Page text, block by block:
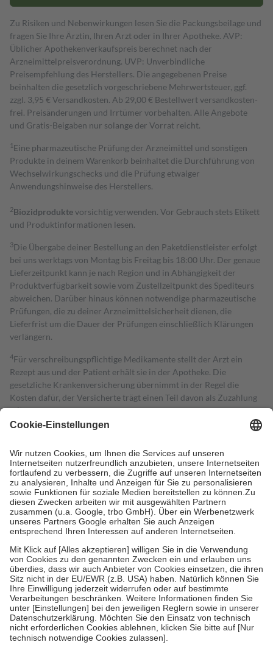
Zu Risiken und Nebenwirkungen lesen Sie die Packungsbeilage und
fragen Sie Ihre Ärztin, Ihren Arzt oder in Ihrer Apotheke. AVP:
Üblicher Apothekenverkaufspreis berechnet nach der
Arzneimittelpreisverordnung. UVP: Unverbindliche
Preisempfehlung des Herstellers. Die angegebenen Preise
beinhalten die gesetzlich vorgeschriebene Mehrwertsteuer, ggf.
zzgl. 3,95 € Versandkosten. Ab 29,00 € Bestell­wert versand­kosten­
frei. Preisänderungen und Irrtümer vorbehalten. Alle Angebote
und Gratis-Beigaben nur solange der Vorrat reicht.
1 Eine pharmazeutische Prüfung der Arzneimittel und sonstigen
Produkte in deinem Warenkorb beinhaltet die Durchführung von
Wechselwirkungschecks und die Prüfung etwaiger
Anwendungshinweise des Herstellers.
2Biozidproduktevorsichtig verwenden. Vor Gebrauch stets Etikett
und Produktinformationen lesen.
3Die Übergabe deiner Bestellung an den Paketdienstleister erfolgt
bei uns werktags von Montag bis Freitag bis 18:00 Uhr. Der genaue
Lieferzeitpunkt kann je nach Region und in Abhängigkeit der
Produktverfügbarkeit sowie vom Zustellzeitpunkt des Spediteurs
abweichen. Darüber hinaus können notwendige pharmazeutische
Prüfungen, die zu deiner Arzneimittelsicherheit dienen, die
Lieferfrist um die Dauer der Prüfungen einschließlich Klärungen
verlängern.
4Für verschreibungspflichtige Medikamente stellt der Arzt ein
Rezept aus und der Patient erhält sie in der Apotheke. Die
gesetzliche Krankenversicherung übernimmt in der Regel die
Kosten dafür, der Versicherte trägt einen Teil davon als Zuzahlung
mit.
Grundsätzlich leisten Mitglieder Zuzahlungen in Höhe von zehn
höchstens zehn Euro.
Es sind jedoch nie mehr als die tatsächlichen
Kosten der Leistung zu entrichten.
Diese Regeln gelten grundsätzlich auch für Online-Apotheken.
Bei Heilmitteln und häuslicher Krankenpflege beträgt die
Zuzahlung zehn Prozent der Kosten sowie zehn Euro je
Verordnung.
Um das Engagement der Versicherten für ihre eigene Gesundheit zu
stärken und die besondere Stellung der Familie zu unterstützen,
fallenkeine Zuzahlungenan bei:
• Kindern und Jugendlichen bis zum vollendeten 18. Lebensjahr
mit Ausnahme der Fahrkosten
• Untersuchungen zur Vorsorge und Früherkennung, die von der
GKV getragen werden
• empfohlenen Schutzimpfungen
• Harn- und Blutteststreifen